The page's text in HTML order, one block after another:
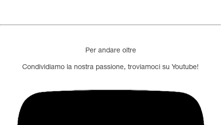
Per andare oltre
Condividiamo la nostra passione, troviamoci su Youtube!